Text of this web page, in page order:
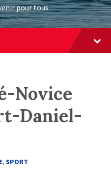
pour tous
Novice
Daniel-
, SPORT